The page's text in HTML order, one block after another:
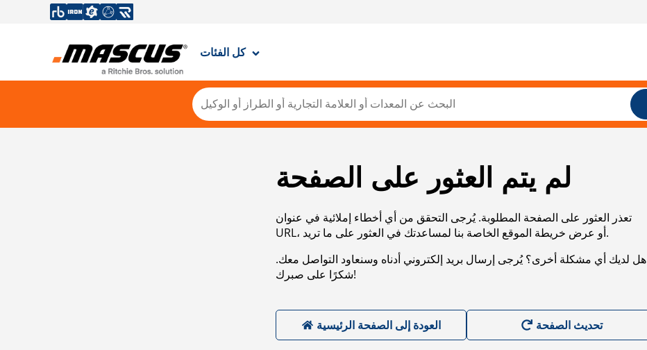
كل الفئات
لم يتم العثور على الصفحة
تعذر العثور على الصفحة المطلوبة. يُرجى التحقق من أي أخطاء إملائية في عنوان
URL، أو عرض خريطة الموقع الخاصة بنا لمساعدتك في العثور على ما تريد.
هل لديك أي مشكلة أخرى؟ يُرجى إرسال بريد إلكتروني أدناه وسنعاود التواصل معك.
شكرًا على صبرك!
العودة إلى الصفحة الرئيسية